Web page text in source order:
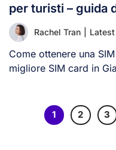
per turisti – guida
Rachel Tran
Come ottenere una
migliore SIM card in
1 2 3